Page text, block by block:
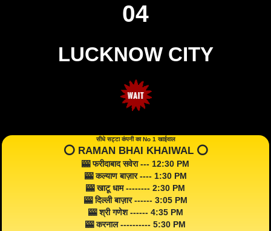
04
LUCKNOW CITY
सीधे सट्टा कंपनी का No 1 खाईवाल
⭕️ RAMAN BHAI KHAIWAL ⭕️
🎰 फरीदाबाद सवेरा --- 12:30 PM
🎰 कल्याण बाज़ार ---- 1:30 PM
🎰 खाटू धाम -------- 2:30 PM
🎰 दिल्ली बाज़ार ------ 3:05 PM
🎰 श्री गणेश ------ 4:35 PM
🎰 करनाल ---------- 5:30 PM